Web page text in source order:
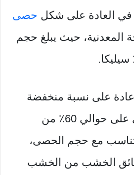
في العادة على شكل حصى
المعدنية، حيث يبلغ حجم
على نسبة منخفضة
ويحتوي على حوالي 60٪ من
مع حجم الحصى،
الخشب من الخشب